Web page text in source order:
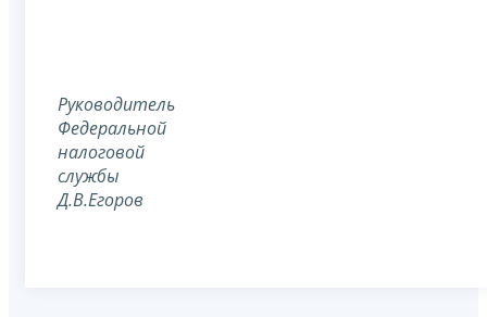
Руководитель
Федеральной
налоговой
службы
Д.В.Егоров